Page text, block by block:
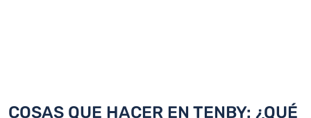
COSAS QUE HACER EN TENBY: ¿QUÉ